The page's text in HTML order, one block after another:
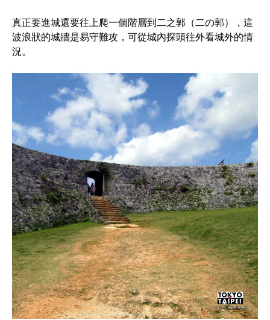
真正要進城還要往上爬一個階層到二之郭（二の郭），這
波浪狀的城牆是易守難攻，可從城內探頭往外看城外的情
況。